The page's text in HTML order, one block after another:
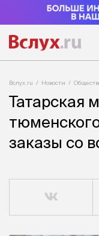
Вслух.ru Новости
Татарская
заказы со